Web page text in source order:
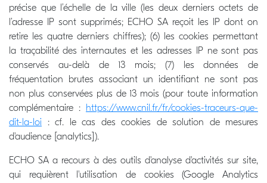
précise que l’échelle de la ville (les deux derniers octets de
l’adresse IP sont supprimés; ECHO SA reçoit les IP dont on
retire les quatre derniers chiffres); (6) les cookies permettant
la traçabilité des internautes et les adresses IP ne sont pas
conservés au-delà de 13 mois; (7) les données de
fréquentation brutes associant un identifiant ne sont pas
non plus conservées plus de 13 mois (pour toute information
complémentaire : https://www.cnil.fr/fr/cookies-traceurs-que-
dit-la-loi
: cf. le cas des cookies de solution de mesures
d'audience [analytics]).
ECHO SA a recours à des outils d'analyse d'activités sur site,
qui requièrent l'utilisation de cookies (Google Analytics